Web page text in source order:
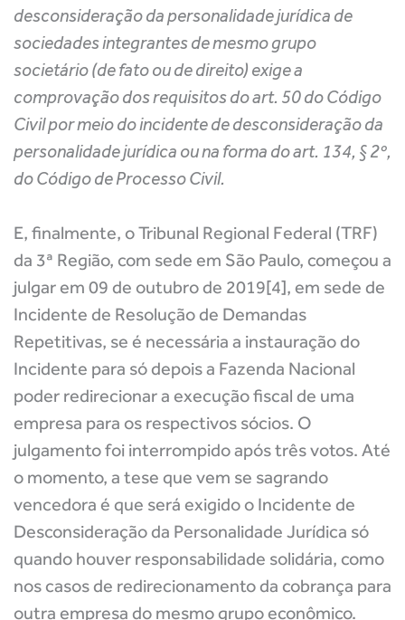
desconsideração da personalidade jurídica de
sociedades integrantes de mesmo grupo
societário (de fato ou de direito) exige a
comprovação dos requisitos do art. 50 do Código
Civil por meio do incidente de desconsideração da
personalidade jurídica ou na forma do art. 134, § 2º,
do Código de Processo Civil.
E, finalmente, o Tribunal Regional Federal (TRF)
da 3ª Região, com sede em São Paulo, começou a
julgar em 09 de outubro de 2019[4], em sede de
Incidente de Resolução de Demandas
Repetitivas, se é necessária a instauração do
Incidente para só depois a Fazenda Nacional
poder redirecionar a execução fiscal de uma
empresa para os respectivos sócios. O
julgamento foi interrompido após três votos. Até
o momento, a tese que vem se sagrando
vencedora é que será exigido o Incidente de
Desconsideração da Personalidade Jurídica só
quando houver responsabilidade solidária, como
nos casos de redirecionamento da cobrança para
outra empresa do mesmo grupo econômico.